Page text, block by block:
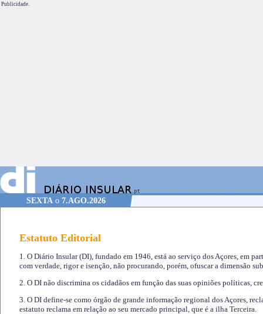
Publicidade.
SEXTA o 7.AGO.2026
Estatuto Editorial
1. O Diário Insular (DI), fundado em 1946, está ao serviço dos Açores, em
com verdade, rigor e isenção, não procurando, porém, ofuscar a dimensão
2. O DI não discrimina os cidadãos em função das suas opiniões políticas,
3. O DI define-se como órgão de grande informação regional dos Açores,
estatuto reclama em relação ao seu mercado principal, que é a ilha Terceira.